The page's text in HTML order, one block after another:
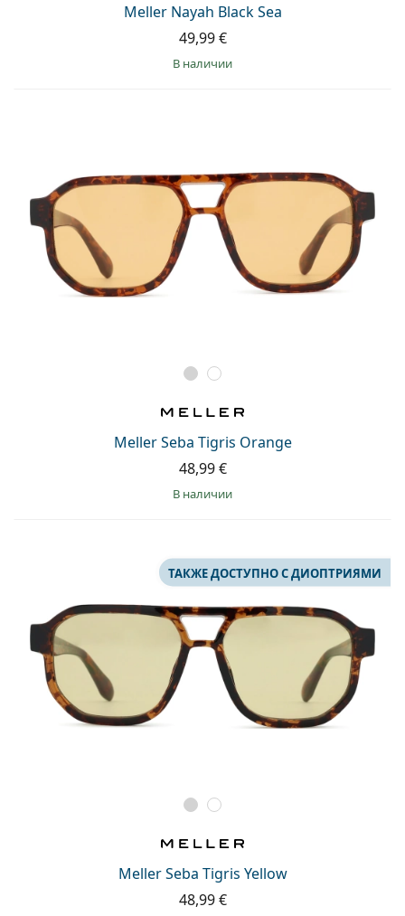
Meller Nayah Black Sea
49,99 €
в наличии
Meller Seba Tigris Orange
48,99 €
в наличии
Meller Seba Tigris Yellow
ТАКЖЕ ДОСТУПНО С ДИОПТРИЯМИ
48,99 €